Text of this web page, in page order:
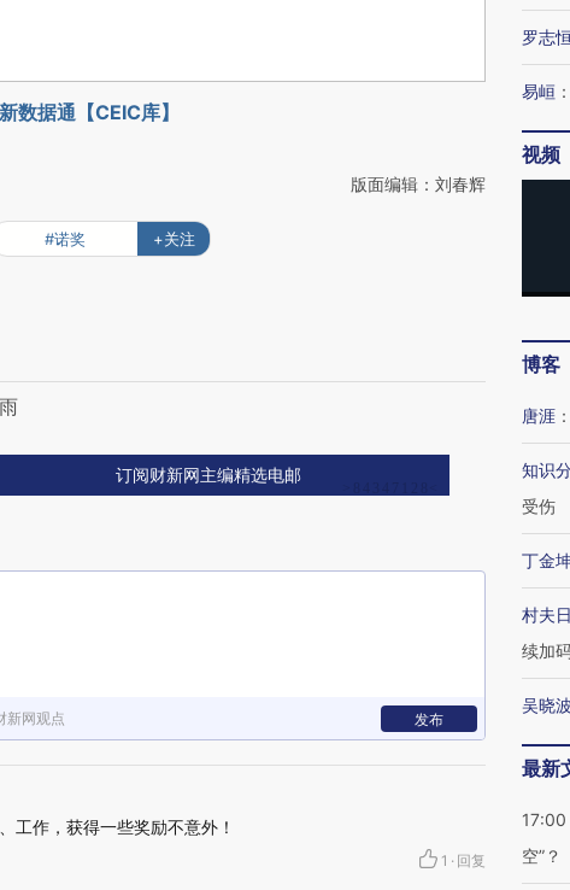
数据通【CEIC库】
版面编辑：刘春辉
#诺奖 +关注
订阅财新网主编精选电邮
新网观点 发布
工作，获得一些奖励不意外！
1 · 回复
罗志恒
易峘 ：
视频
博客
唐涯 ：
知识
受伤
丁金坤
村夫
续加
吴晓波
最新
17:00
空”？